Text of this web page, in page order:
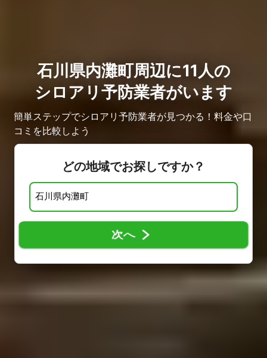
石川県内灘町周辺に11人の
シロアリ予防業者がいます
簡単ステップでシロアリ予防業者が見つかる！料金や口
コミを比較しよう
どの地域でお探しですか？
次へ